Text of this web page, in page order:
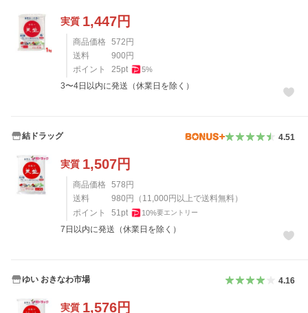
実質 1,447円
商品価格 572円
送料
900円
ポイント
25pt 5%
3〜4日以内に発送（休業日を除く）
結ドラッグ 4.51
実質 1,507円
商品価格 578円
送料
980円 （ 11,000円以上で送料無料）
ポイント
51 pt 10%要エントリー
7日以内に発送（休業日を除く）
ゆい おきなわ市場 4.16
実質 1,576円